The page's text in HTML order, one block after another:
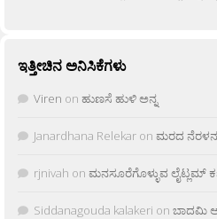
ಇತ್ತೀಚಿನ ಅನಿಸಿಕೆಗಳು
Viren on ಹುಣಸೆ ಹುಳಿ ಅನ್ನ
Janardhana Relekar on ಮರದ
rjnivah on ಮನಸೂರೆಗೊಳ್ಳುವ ಲೈಟ್ಲಮ್
Siddanagouda kalakeri on ಬಾದಮಿ